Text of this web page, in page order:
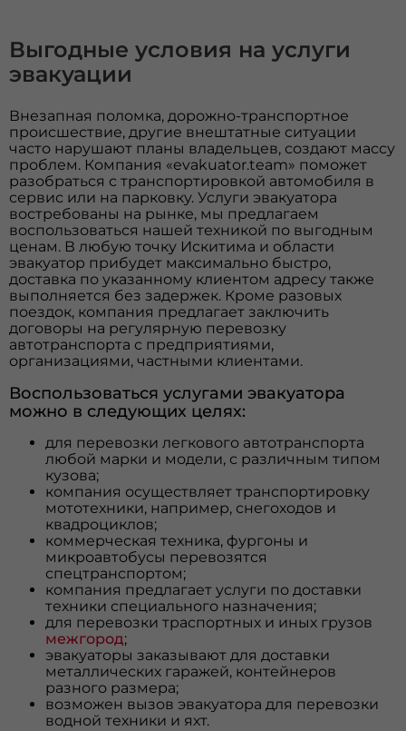
Выгодные условия на услуги
эвакуации
Внезапная поломка, дорожно-транспортное
происшествие, другие внештатные ситуации
часто нарушают планы владельцев, создают массу
проблем. Компания «evakuator.team» поможет
разобраться с транспортировкой автомобиля в
сервис или на парковку. Услуги эвакуатора
востребованы на рынке, мы предлагаем
воспользоваться нашей техникой по выгодным
ценам. В любую точку Искитима и области
эвакуатор прибудет максимально быстро,
доставка по указанному клиентом адресу также
выполняется без задержек. Кроме разовых
поездок, компания предлагает заключить
договоры на регулярную перевозку
автотранспорта с предприятиями,
организациями, частными клиентами.
Воспользоваться услугами эвакуатора
можно в следующих целях:
для перевозки легкового автотранспорта
любой марки и модели, с различным типом
кузова;
компания осуществляет транспортировку
мототехники, например, снегоходов и
квадроциклов;
коммерческая техника, фургоны и
микроавтобусы перевозятся
спецтранспортом;
компания предлагает услуги по доставки
техники специального назначения;
для перевозки траспортных и иных грузов
межгород;
эвакуаторы заказывают для доставки
металлических гаражей, контейнеров
разного размера;
возможен вызов эвакуатора для перевозки
водной техники и яхт.